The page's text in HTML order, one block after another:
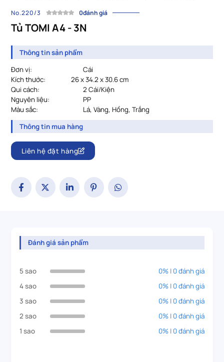
No.220/3 0đánh giá
Tủ TOMI A4 - 3N
Thông tin sản phẩm
Đơn vị:
Cái
Kích thước:
26 x 34.2 x 30.6 cm
Qui cách:
2 Cái/Kiện
Nguyên liệu:
PP
Màu sắc:
Lá, Vàng, Hồng, Trắng
Thông tin mua hàng
Liên hệ đặt hàng
Đánh giá sản phẩm
5 sao
0% | 0 đánh giá
4 sao
0% | 0 đánh giá
3 sao
0% | 0 đánh giá
2 sao
0% | 0 đánh giá
1 sao
0% | 0 đánh giá